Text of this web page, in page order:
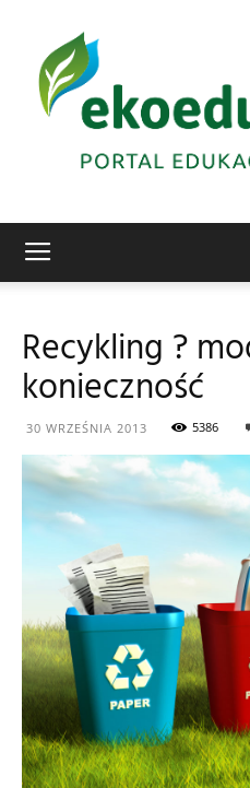
Recykling ?
konieczność
30 WRZEŚNIA 2013 5386